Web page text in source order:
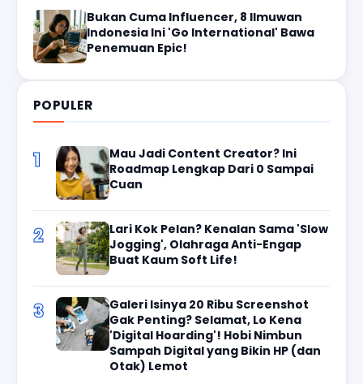
Bukan Cuma Influencer, 8 Ilmuwan
Indonesia Ini 'Go International' Bawa
Penemuan Epic!
POPULER
1
Mau Jadi Content Creator? Ini
Roadmap Lengkap Dari 0 Sampai
Cuan
2
Lari Kok Pelan? Kenalan Sama 'Slow
Jogging', Olahraga Anti-Engap
Buat Kaum Soft Life!
3
Galeri Isinya 20 Ribu Screenshot
Gak Penting? Selamat, Lo Kena
'Digital Hoarding'! Hobi Nimbun
Sampah Digital yang Bikin HP (dan
Otak) Lemot